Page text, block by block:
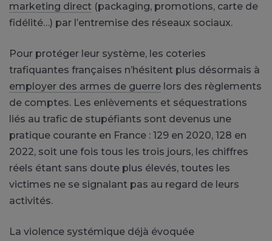
marketing direct (packaging, promotions, carte de
fidélité…) par l’entremise des réseaux sociaux.
Pour protéger leur système, les coteries
trafiquantes françaises n’hésitent plus désormais à
employer des armes de guerre lors des règlements
de comptes. Les enlèvements et séquestrations
liés au trafic de stupéfiants sont devenus une
pratique courante en France : 129 en 2020, 128 en
2022, soit une fois tous les trois jours, les chiffres
réels étant sans doute plus élevés, toutes les
victimes ne se signalant pas au regard de leurs
activités.
La violence systémique déjà évoquée